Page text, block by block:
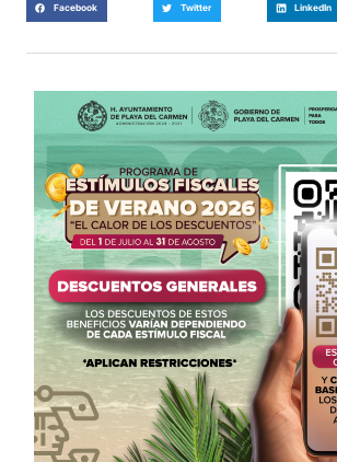
Facebook Twitter LinkedIn